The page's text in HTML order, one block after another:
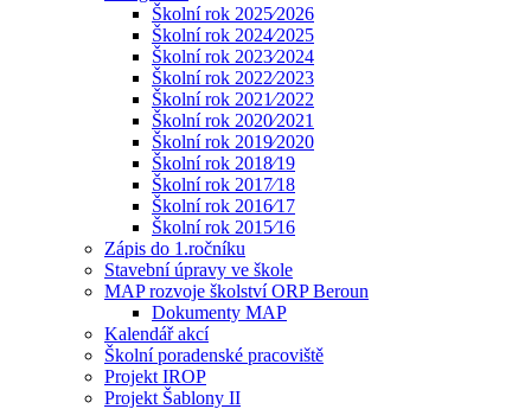
Školní rok 2025⁄2026
Školní rok 2024⁄2025
Školní rok 2023⁄2024
Školní rok 2022⁄2023
Školní rok 2021⁄2022
Školní rok 2020⁄2021
Školní rok 2019⁄2020
Školní rok 2018⁄19
Školní rok 2017⁄18
Školní rok 2016⁄17
Školní rok 2015⁄16
Zápis do 1.ročníku
Stavební úpravy ve škole
MAP rozvoje školství ORP Beroun
Dokumenty MAP
Kalendář akcí
Školní poradenské pracoviště
Projekt IROP
Projekt Šablony II